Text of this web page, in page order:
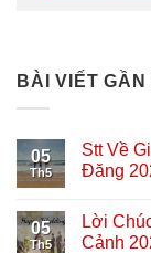
BÀI VIẾT
05
Th5
Stt Về
Đăng
05
Th5
Lời
Cảnh